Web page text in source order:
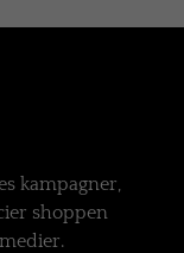
kampagner,
shoppen